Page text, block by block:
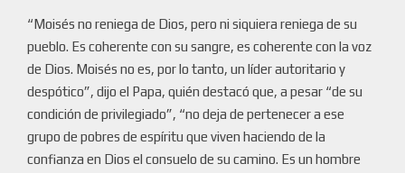
“Moisés no reniega de Dios, pero ni siquiera reniega de su
pueblo. Es coherente con su sangre, es coherente con la voz
de Dios. Moisés no es, por lo tanto, un líder autoritario y
despótico”, dijo el Papa, quién destacó que, a pesar “de su
condición de privilegiado”, “no deja de pertenecer a ese
grupo de pobres de espíritu que viven haciendo de la
confianza en Dios el consuelo de su camino. Es un hombre